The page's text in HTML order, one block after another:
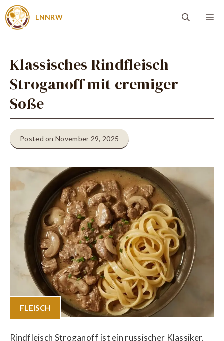
Zum
Inhalt
LNNRW
Klassisches Rindfleisch
Stroganoff mit cremiger
Soße
Posted on November 29, 2025
FLEISCH
Rindfleisch Stroganoff ist ein russischer Klassiker,